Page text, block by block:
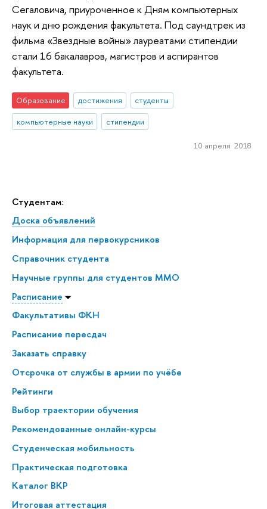
Студентам:
Доска объявлений
Информация для первокурсников
Справочник студента
Научные группы для студентов ММО
Расписание
Факультативы ФКН
Расписание пересдач
Заказать справку
Отсрочка от службы в армии по учёбе
Рейтинги
Выбор траектории обучения
Рекомендованные онлайн-курсы
Студенческая мобильность
Практическая подготовка
Каталог ВКР
Итоговая аттестация
Сегаловича, приуроченное к Дням компьютерных
наук и дню рождения факультета. Под саундтрек из
фильма «Звездные войны» лауреатами стипендии
стали 16 бакалавров, магистров и аспирантов
факультета.
Образование достижения
студенты
компьютерные науки
стипендии
10 апреля 2018